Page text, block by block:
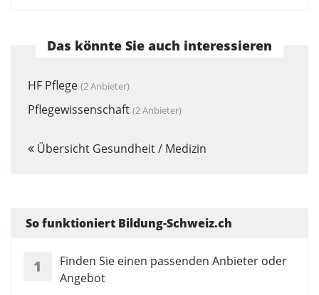
Das könnte Sie auch interessieren
HF Pflege (2 Anbieter)
Pflegewissenschaft (2 Anbieter)
Übersicht Gesundheit / Medizin
So funktioniert Bildung-Schweiz.ch
1
Finden Sie einen passenden Anbieter oder
Angebot